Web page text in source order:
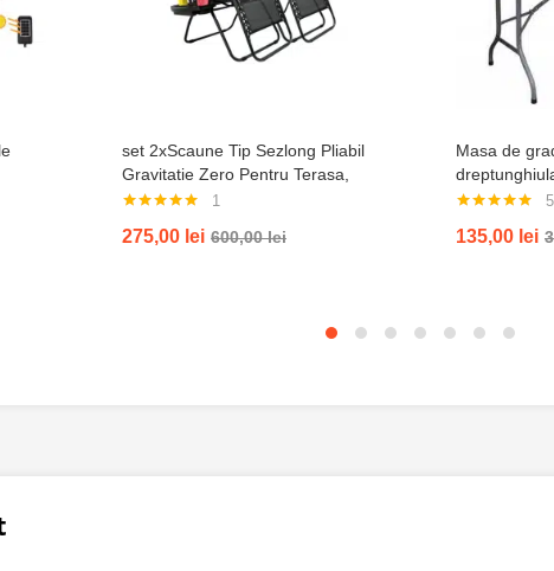
set 2xScaune Tip Sezlong Pliabil
Gravitatie Zero Pentru Terasa,
Gradina Sau Plaja , Tetiera, Suport
5.00din 5
1
275,00 lei 600,00lei
Masa de
cm, alba
5.00din 5
5
135,00 lei